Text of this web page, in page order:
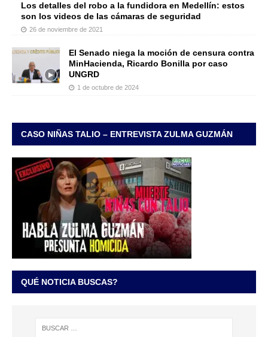
Los detalles del robo a la fundidora en Medellín: estos
son los videos de las cámaras de seguridad
26 de noviembre de 2021
El Senado niega la moción de censura contra
MinHacienda, Ricardo Bonilla por caso
UNGRD
1 de octubre de 2024
CASO NIÑAS TALIO – ENTREVISTA ZULMA GUZMÁN
QUÉ NOTICIA BUSCAS?